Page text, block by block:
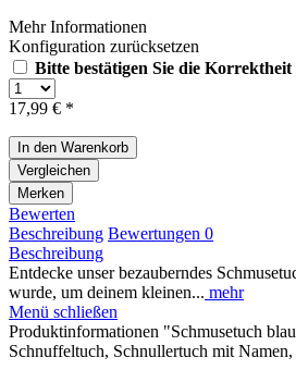
Mehr Informationen
Konfiguration zurücksetzen
Bitte bestätigen Sie die
17,99 € *
In den Warenkorb
Vergleichen
Merken
Bewerten
Beschreibung Bewertungen 0
Beschreibung
Entdecke unser bezauberndes
wurde, um deinem kleinen... mehr
Menü schließen
Produktinformationen "Schmusetuch
Schnuffeltuch, Schnullertuch mit